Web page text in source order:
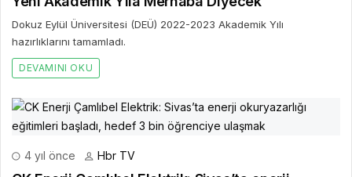
Dokuz Eylül Üniversitesi (DEÜ) 2022-2023 Akademik Yılı
hazırlıklarını tamamladı.
DEVAMINI OKU
4 yıl önce Hbr TV